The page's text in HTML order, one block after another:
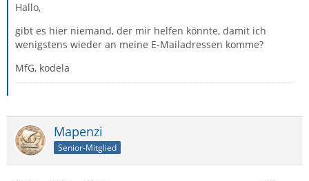
Hallo,
gibt es hier niemand, der mir helfen könnte, damit ich
wenigstens wieder an meine E-Mailadressen komme?
MfG, kodela
Mapenzi
Senior-Mitglied